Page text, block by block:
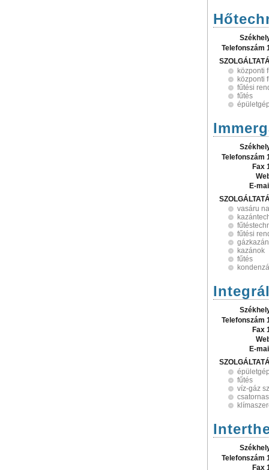
Telefonszám
központi
központi
fűtési
fűtés
Telefonszám
Fax
E-
vasáru
fűtési
kazánok
fűtés
Telefonszám
Fax
E-
fűtés
víz-gáz
Telefonszám
Fax